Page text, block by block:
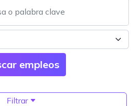
Filtrar